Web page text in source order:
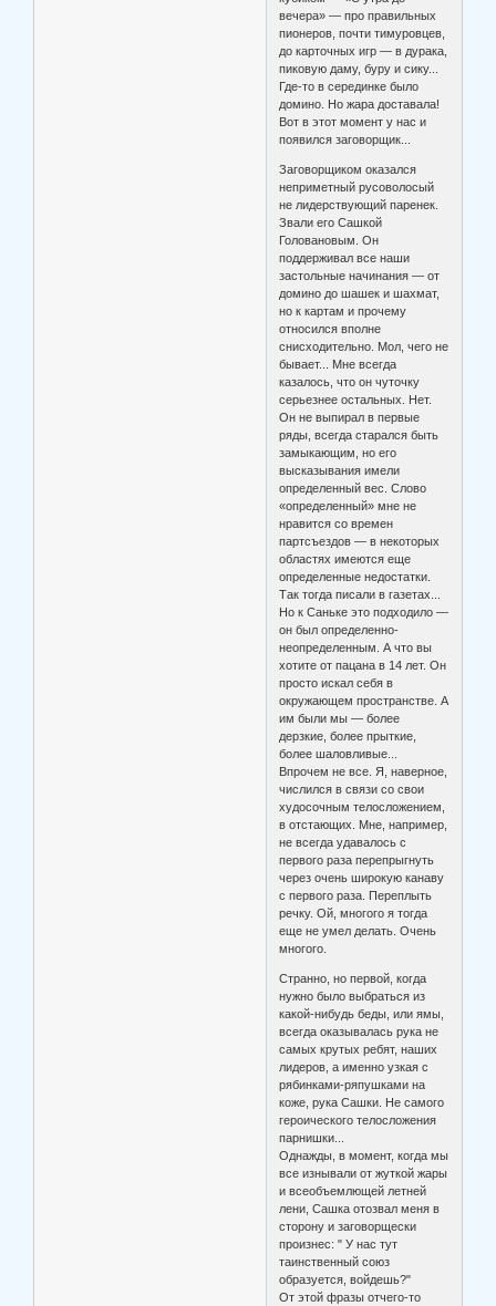
вечера» — про правильных
пионеров, почти тимуровцев,
до карточных игр — в дурака,
пиковую даму, буру и сику...
Где-то в серединке было
домино. Но жара доставала!
Вот в этот момент у нас и
появился заговорщик...
Заговорщиком оказался
неприметный русоволосый
не лидерствующий паренек.
Звали его Сашкой
Головановым. Он
поддерживал все наши
застольные начинания — от
домино до шашек и шахмат,
но к картам и прочему
относился вполне
снисходительно. Мол, чего не
бывает... Мне всегда
казалось, что он чуточку
серьезнее остальных. Нет.
Он не выпирал в первые
ряды, всегда старался быть
замыкающим, но его
высказывания имели
определенный вес. Слово
«определенный» мне не
нравится со времен
партсъездов — в некоторых
областях имеются еще
определенные недостатки.
Так тогда писали в газетах...
Но к Саньке это подходило —
он был определенно-
неопределенным. А что вы
хотите от пацана в 14 лет. Он
просто искал себя в
окружающем пространстве. А
им были мы — более
дерзкие, более прыткие,
более шаловливые...
Впрочем не все. Я, наверное,
числился в связи со свои
худосочным телосложением,
в отстающих. Мне, например,
не всегда удавалось с
первого раза перепрыгнуть
через очень широкую канаву
с первого раза. Переплыть
речку. Ой, многого я тогда
еще не умел делать. Очень
многого.
Странно, но первой, когда
нужно было выбраться из
какой-нибудь беды, или ямы,
всегда оказывалась рука не
самых крутых ребят, наших
лидеров, а именно узкая с
рябинками-ряпушками на
коже, рука Сашки. Не самого
героического телосложения
парнишки...
Однажды, в момент, когда мы
все изнывали от жуткой жары
и всеобъемлющей летней
лени, Сашка отозвал меня в
сторону и заговорщески
произнес: " У нас тут
таинственный союз
образуется, войдешь?"
От этой фразы отчего-то